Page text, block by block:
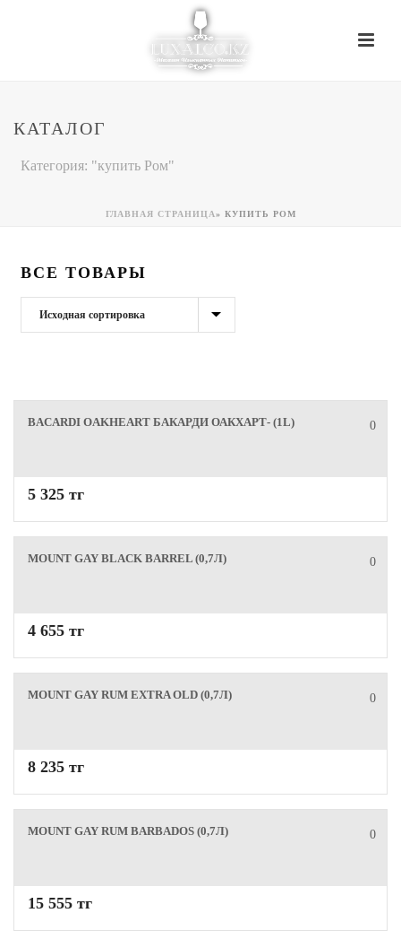
КАТАЛОГ
Категория: "купить Ром"
ГЛАВНАЯ СТРАНИЦА» КУПИТЬ РОМ
ВСЕ ТОВАРЫ
0
BACARDI OAKHEART БАКАРДИ ОАКХАРТ- (1L)
5 325 тг
0
MOUNT GAY BLACK BARREL (0,7Л)
4 655 тг
0
MOUNT GAY RUM EXTRA OLD (0,7Л)
8 235 тг
0
MOUNT GAY RUM BARBADOS (0,7Л)
15 555 тг